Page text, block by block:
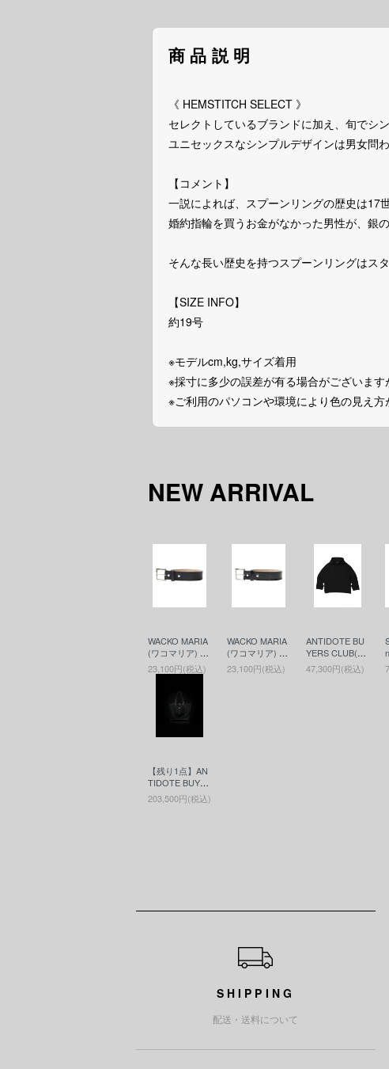
商品説明
《 HEMSTITCH SELECT 》
セレクトしているブランドに加え、旬でシ
ユニセックスなシンプルデザインは男女問
【コメント】
一説によれば、スプーンリングの歴史は17
婚約指輪を買うお金がなかった男性が、銀
そんな長い歴史を持つスプーンリングはス
【SIZE INFO】
約19号
※モデルcm,kg,サイズ着用
※採寸に多少の誤差が有る場合がございます
※ご利用のパソコンや環境により色の見え
NEW ARRIVAL
WACKO MARIA
(ワコマリア) LE
ATHER BELT (
TYPE-2 ) (レザ
23,100円(税込)
WACKO MARIA
(ワコマリア) LE
ATHER BELT (
TYPE-1 ) (レザ
23,100円(税込)
ANTIDOTE BU
YERS CLUB(ア
ンチドートバイ
ヤーズクラブ) A
47,300円(税込)
【残り1点】AN
TIDOTE BUYE
RS CLUB(アン
チドートバイヤ
203,500円(税込)
SHIPPING
配送・送料について